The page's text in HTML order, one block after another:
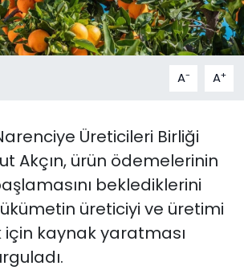
A- A+
Üreticileri Birliği
Akçın, ürün ödemelerinin
beklediklerini
üreticiyi ve üretimi
kaynak yaratması